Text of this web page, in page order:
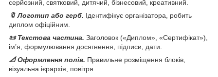
серйозний, святковий, дитячий, бізнесовий, креативний.
🔖 Логотип або герб. Ідентифікує організатора, робить
диплом офіційним.
📜 Текстова частина. Заголовок («Диплом», «Сертифікат»),
ім’я, формулювання досягнення, підписи, дати.
📐 Оформлення полів. Правильне розміщення блоків,
візуальна ієрархія, повітря.